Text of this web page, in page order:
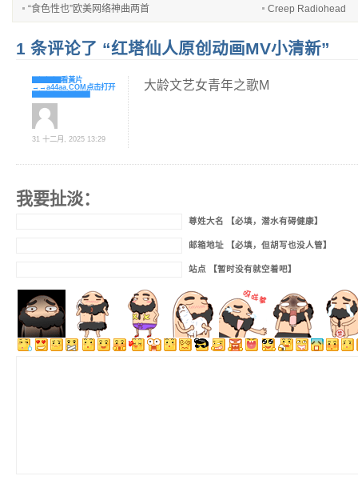
“食色性也”欧美网络神曲两首
Creep Radiohead
1 条评论了 “红塔仙人原创动画MV小清新”
▇▇▇▇看黃片
→→a44aa.COM点击打开
▇▇▇▇▇▇▇▇
31 十二月, 2025 13:29
大龄文艺女青年之歌M
我要扯淡：
尊姓大名 【必填，潜水有碍健康】
邮箱地址 【必填，但胡写也没人管】
站点 【暂时没有就空着吧】